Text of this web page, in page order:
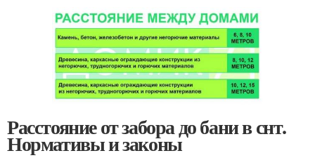
Расстояние от забора до бани в снт.
Нормативы и законы